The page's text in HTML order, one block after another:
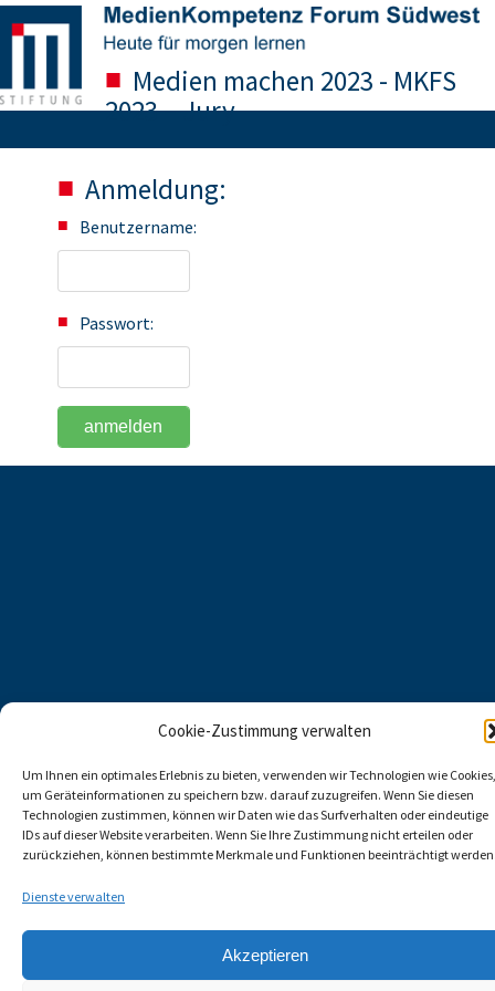
Cookie-Zustimmung verwalten
Um Ihnen ein optimales Erlebnis zu bieten, verwenden wir Technologien wie Cookies,
um Geräteinformationen zu speichern bzw. darauf zuzugreifen. Wenn Sie diesen
Technologien zustimmen, können wir Daten wie das Surfverhalten oder eindeutige
IDs auf dieser Website verarbeiten. Wenn Sie Ihre Zustimmung nicht erteilen oder
zurückziehen, können bestimmte Merkmale und Funktionen beeinträchtigt
Dienste verwalten
Akzeptieren
Medien machen 2023 - MKFS
2023 – Jury
Anmeldung:
Benutzername:
Passwort: